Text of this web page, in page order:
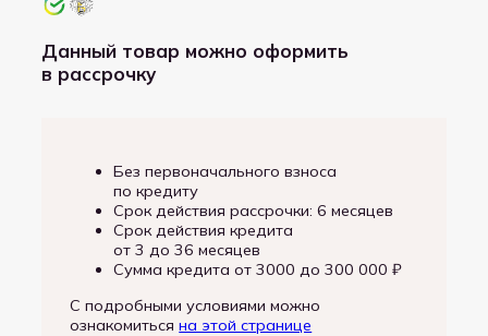
Данный товар можно оформить
в рассрочку
Без первоначального взноса
по кредиту
Срок действия рассрочки: 6 месяцев
Срок действия кредита
от 3 до 36 месяцев
Сумма кредита от 3000 до 300 000 ₽
С подробными условиями можно
ознакомитьсяна этой странице